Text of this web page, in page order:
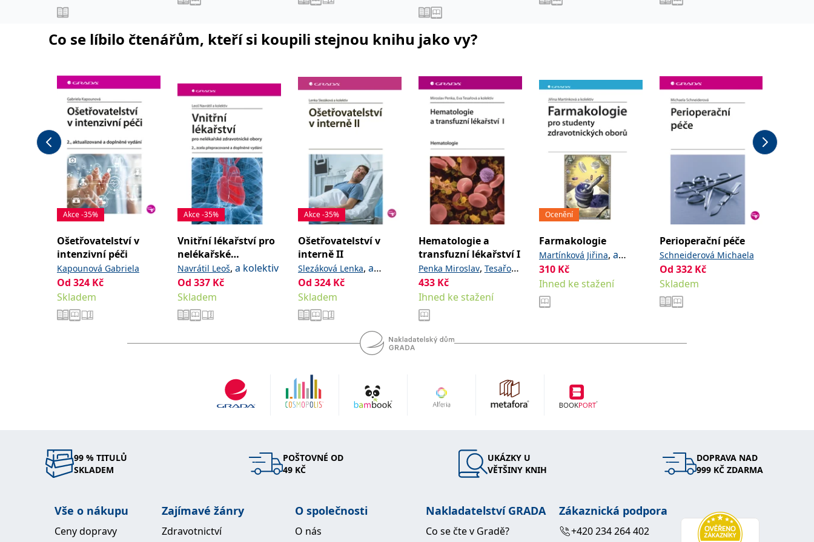
lékařských fakult.
Anest
Jaroslav
Šimeček Vojtěch, Šípek
Co se líbilo čtenářům, kteří si koupili stejnou knihu jako vy?
Akce -35%
Ošetřovatelství v
intenzivní péči
Kapounová Gabriela
Od 324 Kč
Skladem
Akce -35%
Vnitřní lékařství pro
nelékařské
zdravotnické obory
Navrátil Leoš, a kolektiv
Od 337 Kč
Skladem
Akce -35%
Ošetřovatelství v
interně II
Slezáková Lenka, a
kolektiv
Od 324 Kč
Skladem
Hematologie a
transfuzní lékařství I
Penka Miroslav, Tesařová
Eva, a kolektiv
433 Kč
Ihned ke stažení
Ocenění
Farmakologie
Martínková Jiřina, a
kolektiv
310 Kč
Ihned ke stažení
Perioperační péče
Schneiderová Michaela
Od 332 Kč
Skladem
99 % TITULŮ
SKLADEM
POŠTOVNÉ OD
49 KČ
UKÁZKY U
VĚTŠINY KNIH
DOPRAVA NAD
999 KČ ZDARMA
Vše o nákupu
Ceny dopravy
Zajímavé žánry
Zdravotnictví
O společnosti
O nás
Nakladatelství GRADA
Co se čte v Gradě?
Zákaznická podpora
+420 234 264 402